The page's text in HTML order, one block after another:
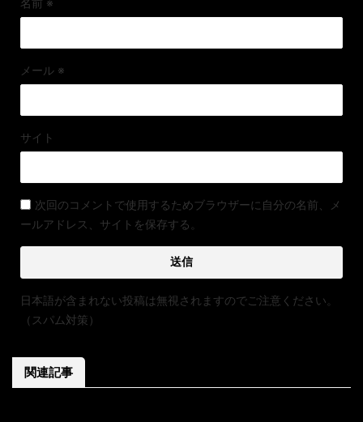
名前 ※
メール ※
サイト
次回のコメントで使用するためブラウザーに自分の名前、メ
ールアドレス、サイトを保存する。
日本語が含まれない投稿は無視されますのでご注意ください。
（スパム対策）
関連記事